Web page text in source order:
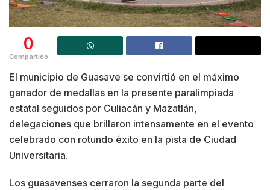
0
Compartido
El municipio de Guasave se convirtió en el máximo
ganador de medallas en la presente paralimpiada
estatal seguidos por Culiacán y Mazatlán,
delegaciones que brillaron intensamente en el evento
celebrado con rotundo éxito en la pista de Ciudad
Universitaria.
Los guasavenses cerraron la segunda parte del